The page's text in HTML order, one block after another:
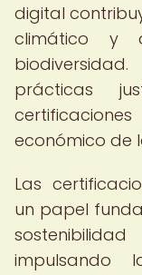
digital
climático y
prácticas
económico de
Las
un papel
impulsando